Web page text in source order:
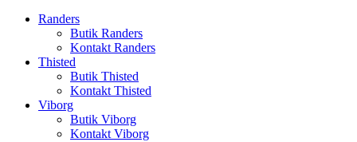
Randers
Butik Randers
Kontakt Randers
Thisted
Butik Thisted
Kontakt Thisted
Viborg
Butik Viborg
Kontakt Viborg